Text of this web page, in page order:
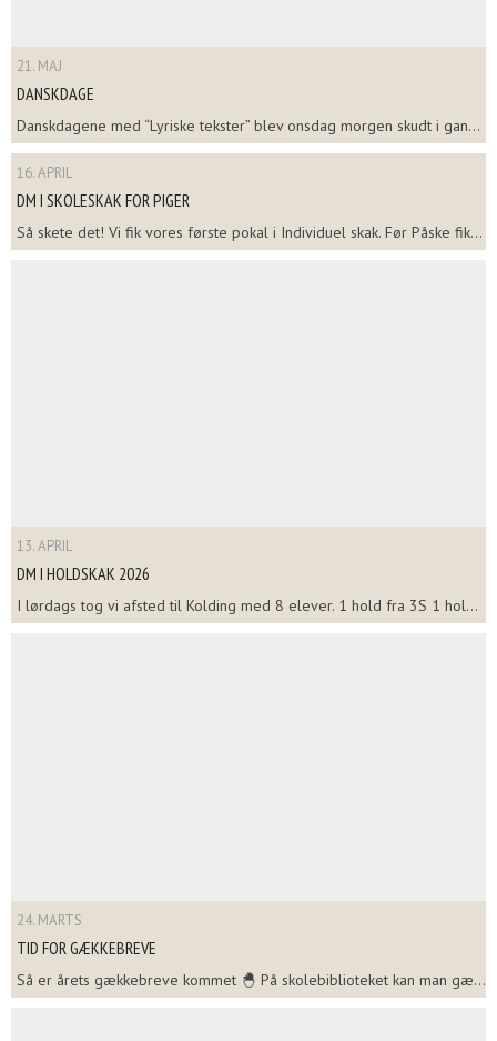
21. MAJ
DANSKDAGE
Danskdagene med “Lyriske tekster” blev onsdag morgen skudt i gan...
16. APRIL
DM I SKOLESKAK FOR PIGER
Så skete det! Vi fik vores første pokal i Individuel skak. Før Påske fik...
13. APRIL
DM I HOLDSKAK 2026
I lørdags tog vi afsted til Kolding med 8 elever. 1 hold fra 3S 1 hol...
24. MARTS
TID FOR GÆKKEBREVE
Så er årets gækkebreve kommet 🐣 På skolebiblioteket kan man gæ...